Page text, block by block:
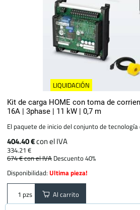
LIQUIDACIÓN
Kit de carga HOME con toma de
16A | 3phase | 11 kW | 0,7 m
El paquete de inicio del conjunto de tecnología
404.40 €con el IVA
334.21 €
674 €con el IVA Descuento 40%
Disponibilidad:Ultima pieza!
pzs Al carrito